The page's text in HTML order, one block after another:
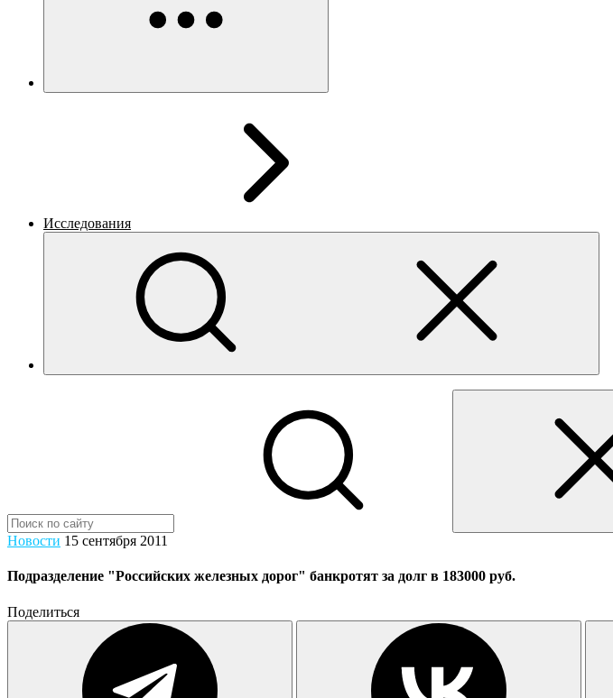
Исследования
Новости 15 сентября 2011
Подразделение "Российских железных дорог" банкротят за долг в 183000 руб.
Поделиться